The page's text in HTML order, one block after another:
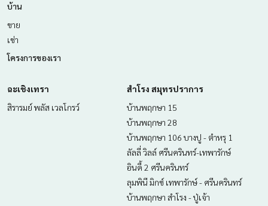
บ้าน
ขาย
เช่า
โครงการของเรา
ฉะเชิงเทรา
สิรารมย์ พลัส เวลโกรว์
สำโรง สมุทรปราการ
บ้านพฤกษา 15
บ้านพฤกษา 28
บ้านพฤกษา 106 บางปู - ตำหรุ 1
ลัลลี่ วิลล์ ศรีนครินทร์-เทพารักษ์
อินดี้ 2 ศรีนครินทร์
ลุมพินี มิกซ์ เทพารักษ์ - ศรีนครินทร์
บ้านพฤกษา สำโรง - ปู่เจ้า